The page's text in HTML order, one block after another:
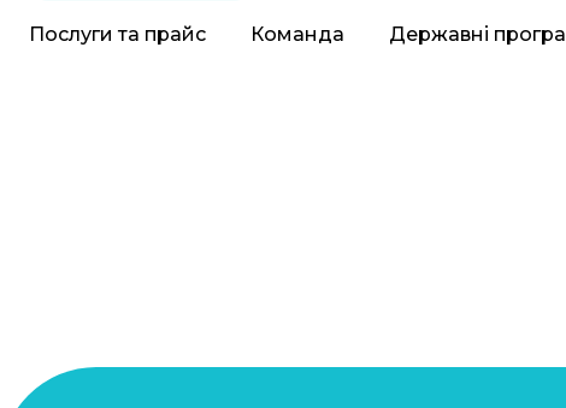
Послуги та прайс Команда Державні